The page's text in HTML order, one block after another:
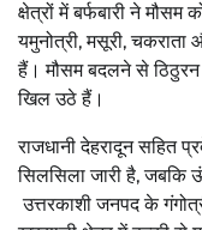
क्षेत्रों में बर्फबारी ने मौसम
यमुनोत्री, मसूरी, चकराता
हैं। मौसम बदलने से ठिठुरन
खिल उठे हैं।
राजधानी देहरादून सहित
सिलसिला जारी है, जबकि
उत्तरकाशी जनपद के